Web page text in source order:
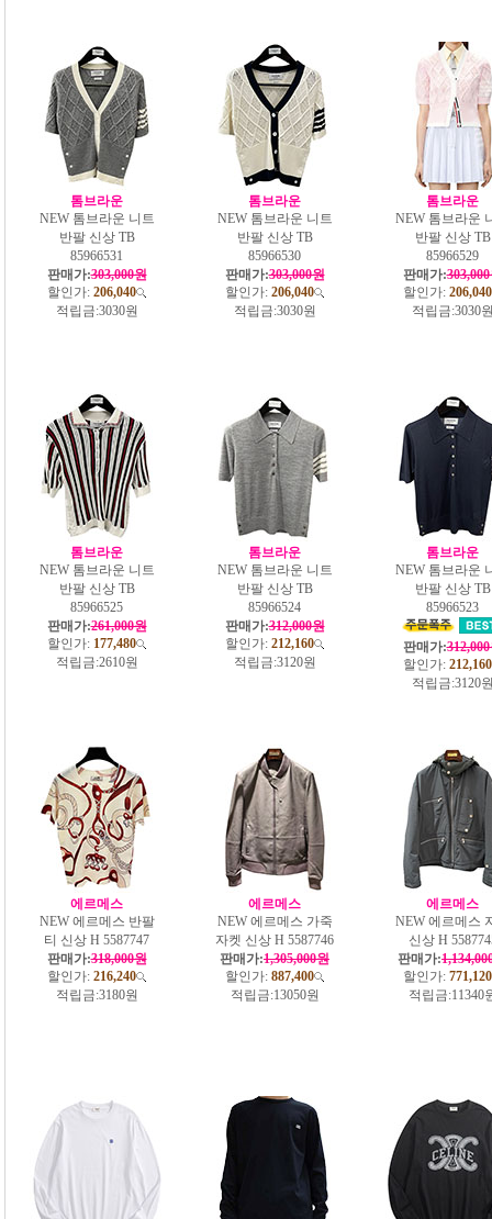
톰브라운
NEW 톰브라운 니트
반팔 신상 TB
85966531
판매가:303,000원
할인가: 206,040
적립금:3030원
톰브라운
NEW 톰브라운 니트
반팔 신상 TB
85966530
판매가:303,000원
할인가: 206,040
적립금:3030원
톰브라운
NEW 톰브라운
반팔 신상 TB
85966529
판매가:
할인가: 206,040
적립금:3030
톰브라운
NEW 톰브라운 니트
반팔 신상 TB
85966525
판매가:261,000원
할인가: 177,480
적립금:2610원
톰브라운
NEW 톰브라운 니트
반팔 신상 TB
85966524
판매가:312,000원
할인가: 212,160
적립금:3120원
톰브라운
NEW 톰브라운
반팔 신상 TB
85966523
판매가:
할인가: 212,160
적립금:3120
에르메스
NEW 에르메스 반팔
티 신상 H 5587747
판매가:318,000원
할인가: 216,240
적립금:3180원
에르메스
NEW 에르메스 가죽
자켓 신상 H 5587746
판매가:1,305,000원
할인가: 887,400
적립금:13050원
에르메스
NEW 에르메스
신상 H
판매가:
할인가: 771,120
적립금:11340